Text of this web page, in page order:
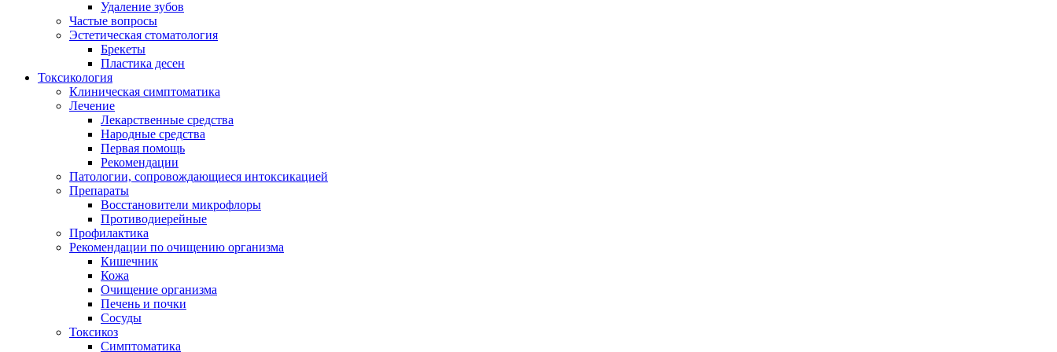
Удаление зубов
Частые вопросы
Эстетическая стоматология
Брекеты
Пластика десен
Токсикология
Клиническая симптоматика
Лечение
Лекарственные средства
Народные средства
Первая помощь
Рекомендации
Патологии, сопровождающиеся интоксикацией
Препараты
Восстановители микрофлоры
Противодиерейные
Профилактика
Рекомендации по очищению организма
Кишечник
Кожа
Очищение организма
Печень и почки
Сосуды
Токсикоз
Cимптоматика